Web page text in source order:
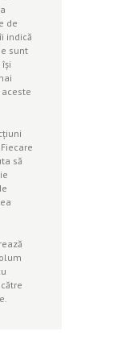
de
indică
sunt
Fiecare
să